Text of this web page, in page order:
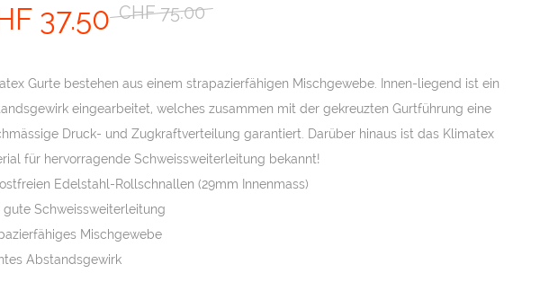
CHF75.00
75.00
37.50Aktueller
ist:
CHF 37.50.
Gurte bestehen aus einem strapazierfähigen Mischgewebe. Innen-liegend ist ein
eingearbeitet, welches zusammen mit der gekreuzten Gurtführung eine
Druck- und Zugkraftverteilung garantiert. Darüber hinaus ist das Klimatex
für hervorragende Schweissweiterleitung bekannt!
Edelstahl-Rollschnallen (29mm Innenmass)
gute Schweissweiterleitung
Mischgewebe
Abstandsgewirk